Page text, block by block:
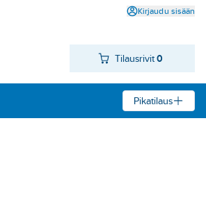
Kirjaudu sisään
Tilausrivit0
Pikatilaus